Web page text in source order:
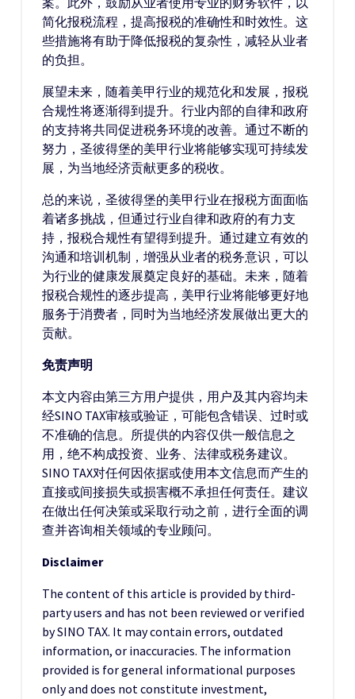
简化报税流程，提高报税的准确性和时效性。这
些措施将有助于降低报税的复杂性，减轻从业者
的负担。
展望未来，随着美甲行业的规范化和发展，报税
合规性将逐渐得到提升。行业内部的自律和政府
的支持将共同促进税务环境的改善。通过不断的
努力，圣彼得堡的美甲行业将能够实现可持续发
展，为当地经济贡献更多的税收。
总的来说，圣彼得堡的美甲行业在报税方面面临
着诸多挑战，但通过行业自律和政府的有力支
持，报税合规性有望得到提升。通过建立有效的
沟通和培训机制，增强从业者的税务意识，可以
为行业的健康发展奠定良好的基础。未来，随着
报税合规性的逐步提高，美甲行业将能够更好地
服务于消费者，同时为当地经济发展做出更大的
贡献。
免责声明
本文内容由第三方用户提供，用户及其内容均未
经SINO TAX审核或验证，可能包含错误、过时或
不准确的信息。所提供的内容仅供一般信息之
用，绝不构成投资、业务、法律或税务建议。
SINO TAX对任何因依据或使用本文信息而产生的
直接或间接损失或损害概不承担任何责任。建议
在做出任何决策或采取行动之前，进行全面的调
查并咨询相关领域的专业顾问。
Disclaimer
The content of this article is provided by third-
party users and has not been reviewed or verified
by SINO TAX. It may contain errors, outdated
information, or inaccuracies. The information
provided is for general informational purposes
only and does not constitute investment,